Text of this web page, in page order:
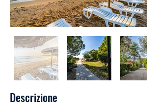
Descrizione